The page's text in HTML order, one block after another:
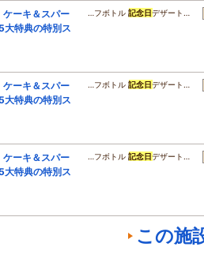
ケーキ＆スパー
大特典の特別ス
…フボトル記念日デザート…
ケーキ＆スパー
大特典の特別ス
…フボトル記念日デザート…
ケーキ＆スパー
大特典の特別ス
…フボトル記念日デザート…
この施